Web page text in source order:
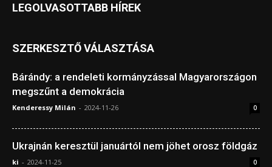
LEGOLVASOTTABB HÍREK
SZERKESZTŐ VÁLASZTÁSA
Bárándy: a rendeleti kormányzással Magyarországon
megszűnt a demokrácia
Kenderessy Milán - 2024-11-26 0
Ukrajnán keresztül januártól nem jöhet orosz földgáz
ki - 2024-11-25 0